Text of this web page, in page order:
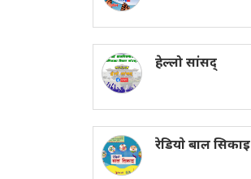
हेल्लो सांसद्
रेडियाे बाल सिकाइ